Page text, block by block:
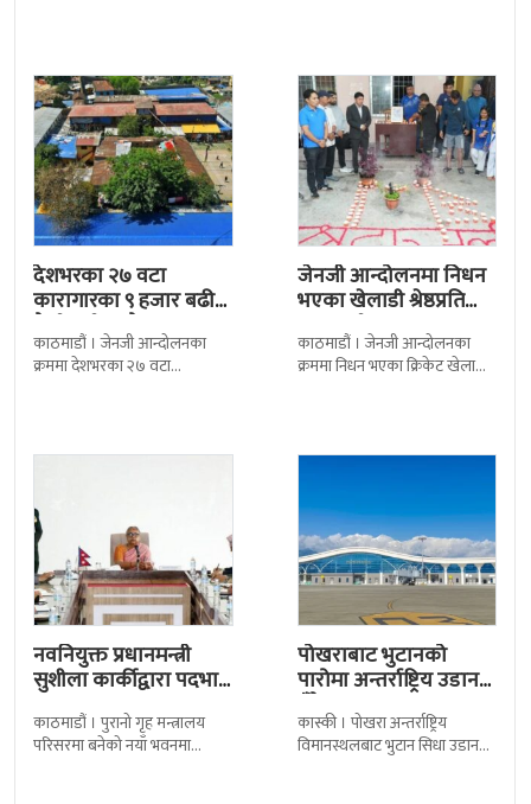
देशभरका २७ वटा
कारागारका ९ हजार बढी
कैदीबन्दी अझै फरार
काठमाडौं । जेनजी आन्दोलनका
क्रममा देशभरका २७ वटा
जेनजी आन्दोलनमा निधन
भएका खेलाडी श्रेष्ठप्रति
श्रद्धाञ्जली
काठमाडौं । जेनजी आन्दोलनका
क्रममा निधन भएका क्रिकेट खेलाडी
नवनियुक्त प्रधानमन्त्री
सुशीला कार्कीद्वारा पदभार
काठमाडौं । पुरानो गृह मन्त्रालय
परिसरमा बनेको नयाँ भवनमा
पोखराबाट भुटानको
पारोमा अन्तर्राष्ट्रिय उडान
हुँदै
कास्की । पोखरा अन्तर्राष्ट्रिय
विमानस्थलबाट भुटान सिधा उडान